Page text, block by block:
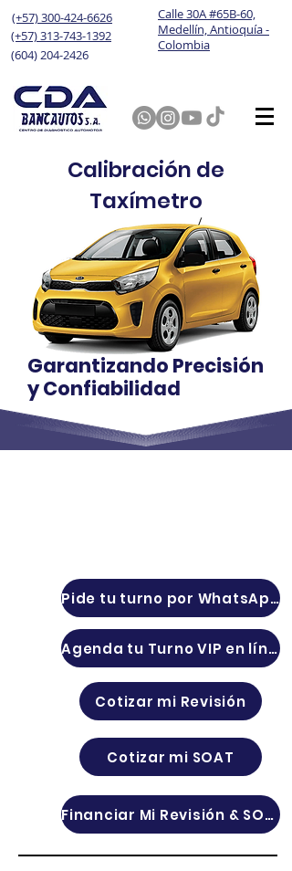
(+57) 300-424-6626
(+57) 313-743-1392
(604) 204-2426
Calle 30A #65B-60,
Medellín, Antioquía -
Colombia
Calibración de
Taxímetro
Garantizando Precisión
y Confiabilidad
Pide tu turno por WhatsApp
Agenda tu Turno VIP en línea
Cotizar mi Revisión
Cotizar mi SOAT
Financiar Mi Revisión & SOAT